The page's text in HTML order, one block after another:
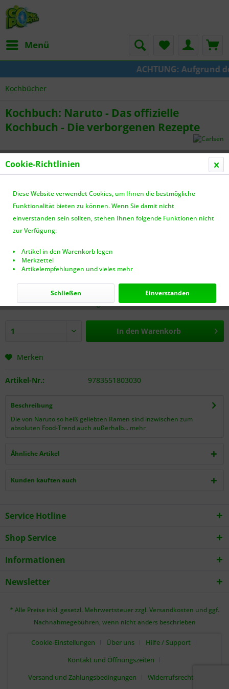
Menü
ACHTUNG: Aufgrund
Kochbücher
Kochbuch: Naruto - Das offizielle
Kochbuch - Die verborgenen Rezepte
29,00 € *
zzgl. Versandkosten (VERSANDFREI AB 40€!)
Nur noch 2 Stück auf Lager.
In den Warenkorb
Merken
Artikel-Nr.: 9783551803030
Beschreibung
Die von Naruto so heiß geliebten Ramen sind inzwischen zum
absoluten Food-Trend auch außerhalb... mehr
Ähnliche Artikel
Kunden kauften auch
Service Hotline
Shop Service
Informationen
Newsletter
* Alle Preise inkl. gesetzl. Mehrwertsteuer zzgl. Versandkosten und ggf.
Nachnahmegebühren, wenn nicht anders beschrieben
Cookie-Einstellungen Über uns
Hilfe / Support
Kontakt und Öffnungszeiten
Versand und Zahlungsbedingungen
Widerrufsrecht
Cookie-Richtlinien
Diese Website verwendet Cookies, um Ihnen die bestmögliche
Funktionalität bieten zu können. Wenn Sie damit nicht
einverstanden sein sollten, stehen Ihnen folgende Funktionen nicht
zur Verfügung:
Artikel in den Warenkorb legen
Merkzettel
Artikelempfehlungen und vieles mehr
Einverstanden
Schließen